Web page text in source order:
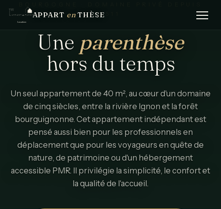
APPART en THÈSE1511
Une parenthèse
hors du temps
Un seul appartement de 40 m², au cœur d'un domaine
de cinq siècles, entre la rivière Ignon et la forêt
bourguignonne. Cet appartement indépendant est
pensé aussi bien pour les professionnels en
déplacement que pour les voyageurs en quête de
nature, de patrimoine ou d'un hébergement
accessible PMR. Il privilégie la simplicité, le confort et
la qualité de l'accueil.